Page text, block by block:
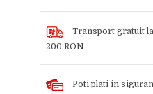
Transport gratuit
200 RON
Poti plati in